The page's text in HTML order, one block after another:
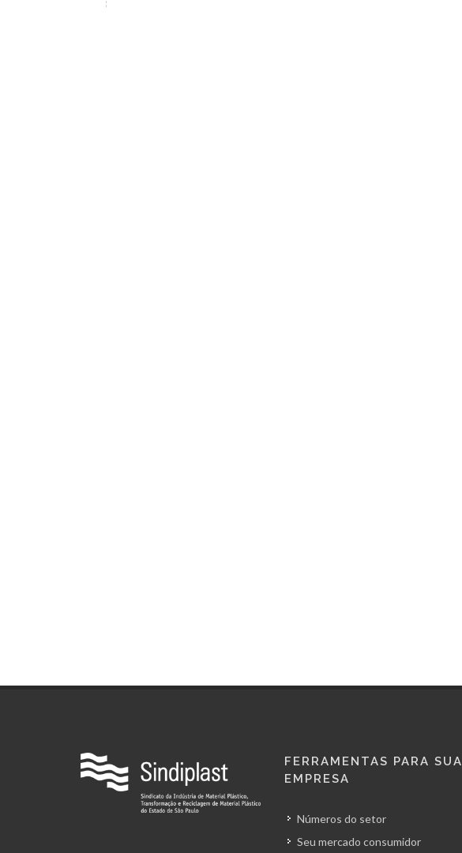
FERRAMENTAS PARA SUA
EMPRESA
Números do setor
Seu mercado consumidor